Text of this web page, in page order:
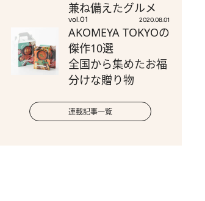
兼ね備えたグルメ
vol.01 2020.08.01
AKOMEYA TOKYOの
傑作10選
全国から集めたお福
分けな贈り物
連載記事一覧